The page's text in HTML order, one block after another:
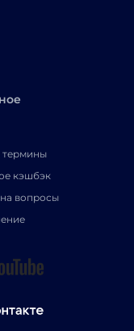
термины
кэшбэк
вопросы